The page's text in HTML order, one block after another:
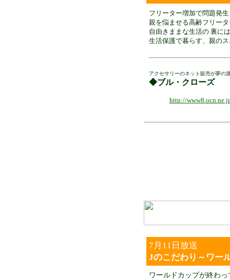
フリーター増加で問題発
親を悩ませる高齢フリー
自由きままな生活の 裏に
生活保護で暮らす、親の
アクセサリーのネット販売が夢
◆ブル・クローズ
http://
7月11日放送
Jのこだわり～ワー
ワールドカップが終わ